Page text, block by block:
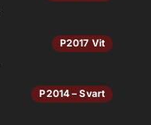
P2017 Vit
P2014 – Svart